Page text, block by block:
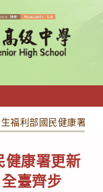
福利部國民健康署更
健康署更新
臺齊步